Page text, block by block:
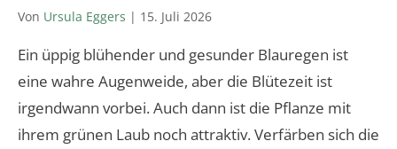
Von Ursula Eggers | 15. Juli 2026
Ein üppig blühender und gesunder Blauregen ist
eine wahre Augenweide, aber die Blütezeit ist
irgendwann vorbei. Auch dann ist die Pflanze mit
ihrem grünen Laub noch attraktiv. Verfärben sich die